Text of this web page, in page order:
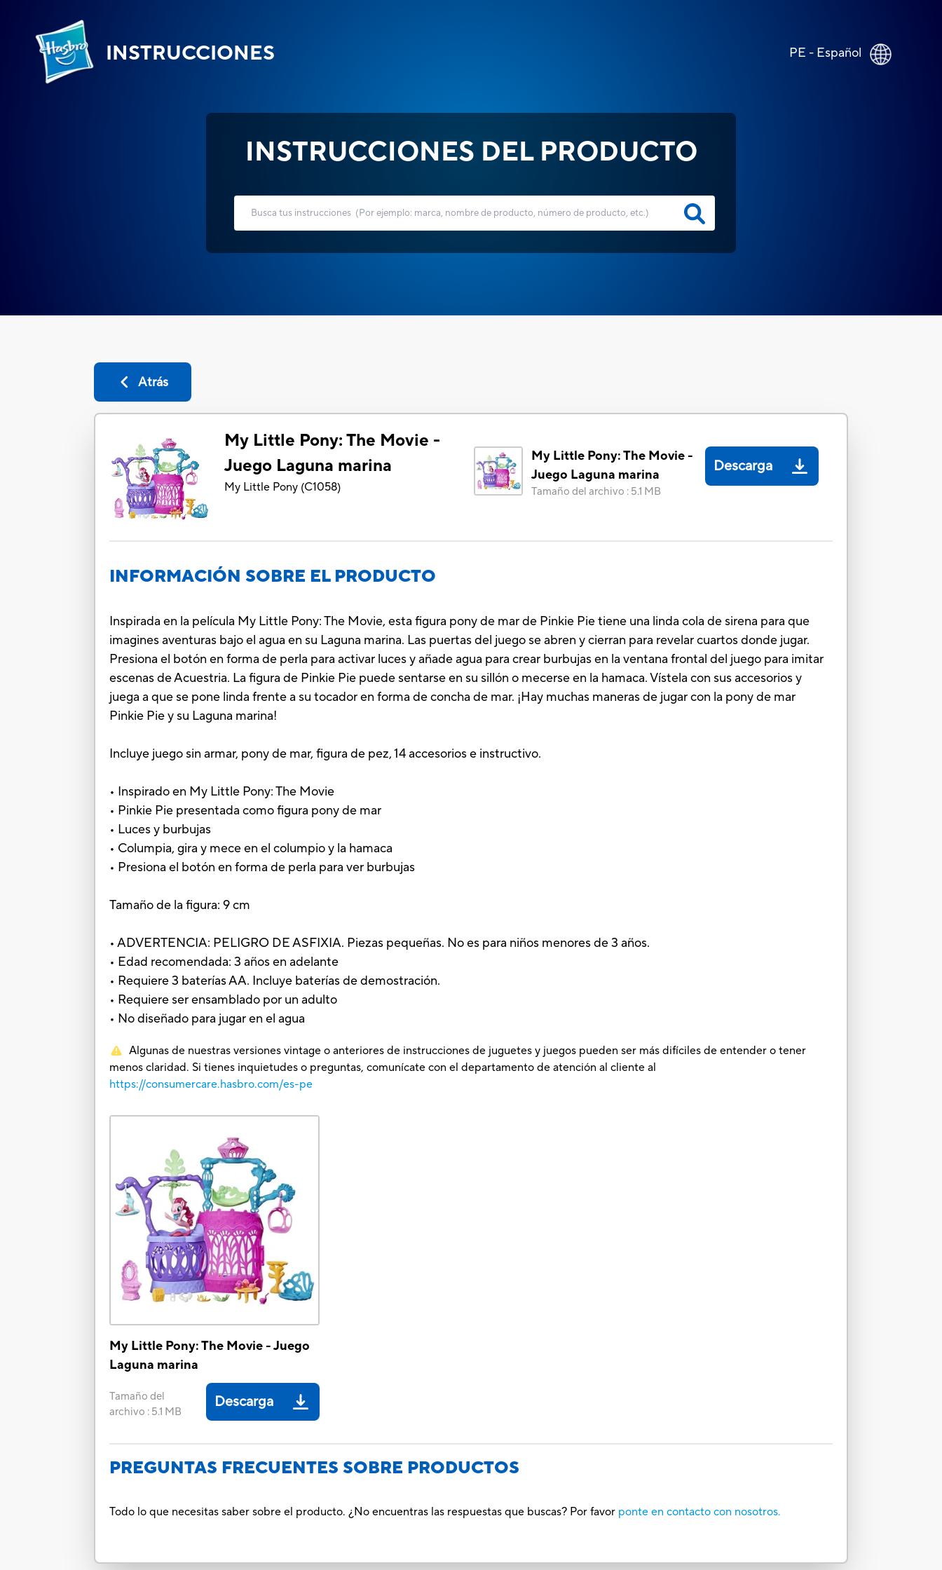
INSTRUCCIONES PE - Español
INSTRUCCIONES DEL PRODUCTO
Atrás
My Little Pony: The Movie -
Juego Laguna marina
My Little Pony (C1058)
My Little Pony: The Movie -
Juego Laguna marina
Tamaño del archivo : 5.1 MB
Descarga
INFORMACIÓN SOBRE EL PRODUCTO
Inspirada en la película My Little Pony: The Movie, esta figura pony de mar de Pinkie Pie tiene una linda cola de sirena para que
imagines aventuras bajo el agua en su Laguna marina. Las puertas del juego se abren y cierran para revelar cuartos donde jugar.
Presiona el botón en forma de perla para activar luces y añade agua para crear burbujas en la ventana frontal del juego para imitar
escenas de Acuestria. La figura de Pinkie Pie puede sentarse en su sillón o mecerse en la hamaca. Vístela con sus accesorios y
juega a que se pone linda frente a su tocador en forma de concha de mar. ¡Hay muchas maneras de jugar con la pony de mar
Pinkie Pie y su Laguna marina!
Incluye juego sin armar, pony de mar, figura de pez, 14 accesorios e instructivo.
• Inspirado en My Little Pony: The Movie
• Pinkie Pie presentada como figura pony de mar
• Luces y burbujas
• Columpia, gira y mece en el columpio y la hamaca
• Presiona el botón en forma de perla para ver burbujas
Tamaño de la figura: 9 cm
• ADVERTENCIA: PELIGRO DE ASFIXIA. Piezas pequeñas. No es para niños menores de 3 años.
• Edad recomendada: 3 años en adelante
• Requiere 3 baterías AA. Incluye baterías de demostración.
• Requiere ser ensamblado por un adulto
• No diseñado para jugar en el agua
Algunas de nuestras versiones vintage o anteriores de instrucciones de juguetes y juegos pueden ser más difíciles de entender o tener
menos claridad. Si tienes inquietudes o preguntas, comunícate con el departamento de atención al cliente al
https://consumercare.hasbro.com/es-pe
My Little Pony: The Movie - Juego
Laguna marina
Tamaño del
archivo : 5.1 MB
Descarga
PREGUNTAS FRECUENTES SOBRE PRODUCTOS
Todo lo que necesitas saber sobre el producto. ¿No encuentras las respuestas que buscas? Por favor ponte en contacto con nosotros.